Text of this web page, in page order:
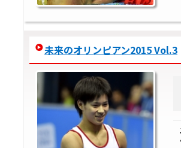
未来のオリンピアン2015 Vol.3